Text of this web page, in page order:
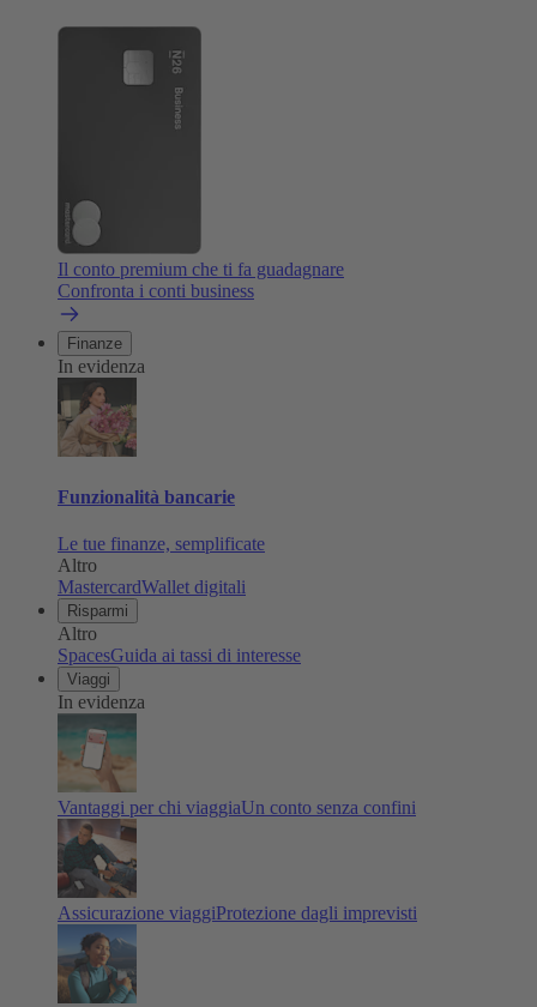
Il conto premium che ti fa guadagnare
Confronta i conti business
Finanze
In evidenza
Funzionalità bancarie
Le tue finanze, semplificate
Altro
MastercardWallet digitali
Risparmi
Altro
SpacesGuida ai tassi di interesse
Viaggi
In evidenza
Vantaggi per chi viaggiaUn conto senza confini
Assicurazione viaggiProtezione dagli imprevisti